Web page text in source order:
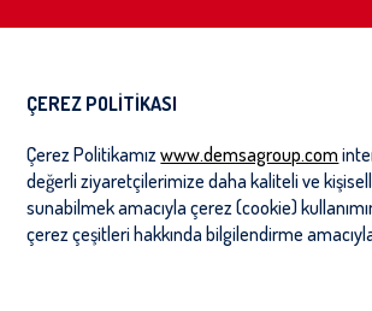
ÇEREZ POLİTİKASI
Çerez Politikamızwww.demsagroup.com
değerli ziyaretçilerimize daha kaliteli ve
sunabilmek amacıyla çerez (cookie)
çerez çeşitleri hakkında bilgilendirme amacıyla